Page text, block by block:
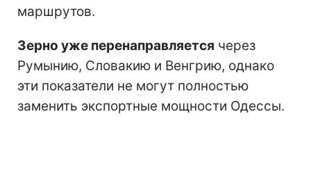
маршрутов.
Зерно уже перенаправляется через
Румынию, Словакию и Венгрию, однако
эти показатели не могут полностью
заменить экспортные мощности Одессы.